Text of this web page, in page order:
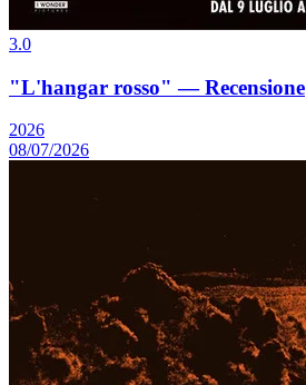
3.0
"L'hangar rosso" — Recensione
2026
08/07/2026